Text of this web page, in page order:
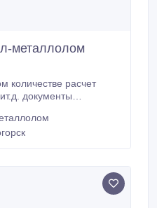
металлолом
количестве расчет
документы
казахстана и из